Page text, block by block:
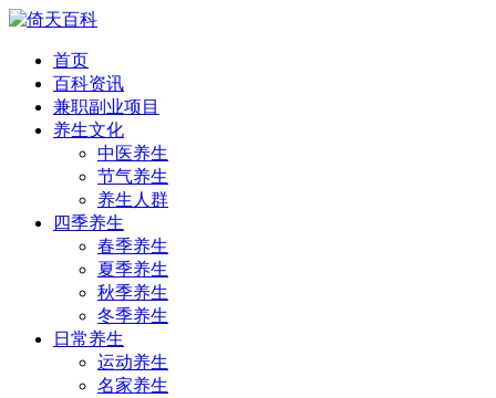
首页
百科资讯
兼职副业项目
养生文化
中医养生
节气养生
养生人群
四季养生
春季养生
夏季养生
秋季养生
冬季养生
日常养生
运动养生
名家养生